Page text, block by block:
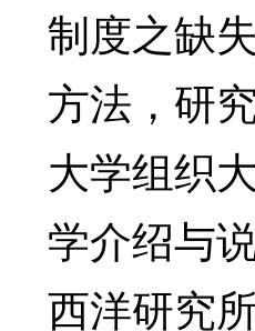
制度之缺
方法，研
大学组织
学介绍与
西洋研究